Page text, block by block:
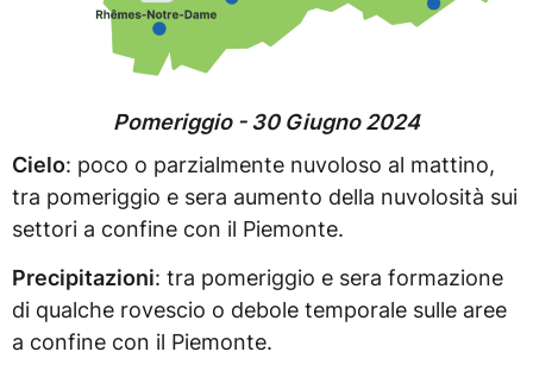
Pomeriggio - 30 Giugno 2024
Cielo: poco o parzialmente nuvoloso al mattino,
tra pomeriggio e sera aumento della nuvolosità sui
settori a confine con il Piemonte.
Precipitazioni: tra pomeriggio e sera formazione
di qualche rovescio o debole temporale sulle aree
a confine con il Piemonte.